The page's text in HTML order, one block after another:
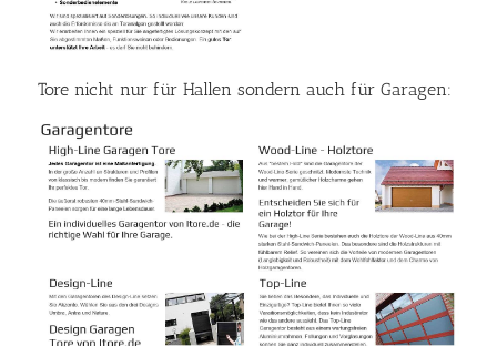
Tore nicht nur für Hallen sondern auch für Garagen: